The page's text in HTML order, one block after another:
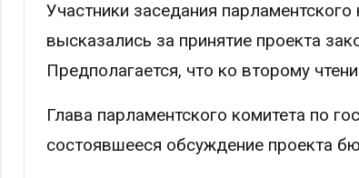
Участники заседания
высказались за принятие проекта
Предполагается, что ко второму
Глава парламентского комитета по
состоявшееся обсуждение проекта